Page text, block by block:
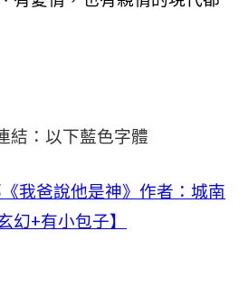
結：以下藍色字體
我爸說他是神》作者：城南
幻+有小包子】